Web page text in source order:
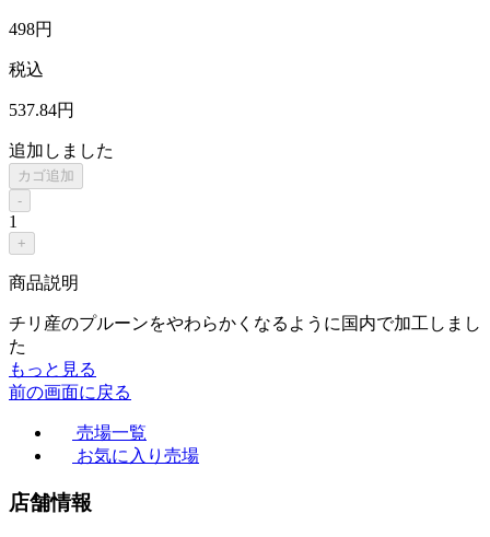
498円
税込
537.84円
追加しました
カゴ追加
-
1
+
商品説明
チリ産のプルーンをやわらかくなるように国内で加工しまし
た
もっと見る
前の画面に戻る
売場一覧
お気に入り売場
店舗情報